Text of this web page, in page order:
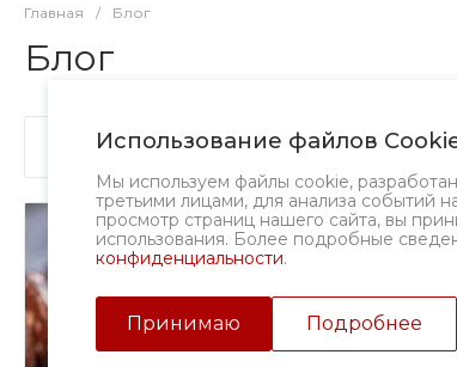
Главная / Блог
Блог
Использование файлов
Мы используем файлы cookie,
третьими лицами, для анализа событий
просмотр страниц нашего сайта, вы
использования. Более подробные
конфиденциальности.
Принимаю Подробнее
2026